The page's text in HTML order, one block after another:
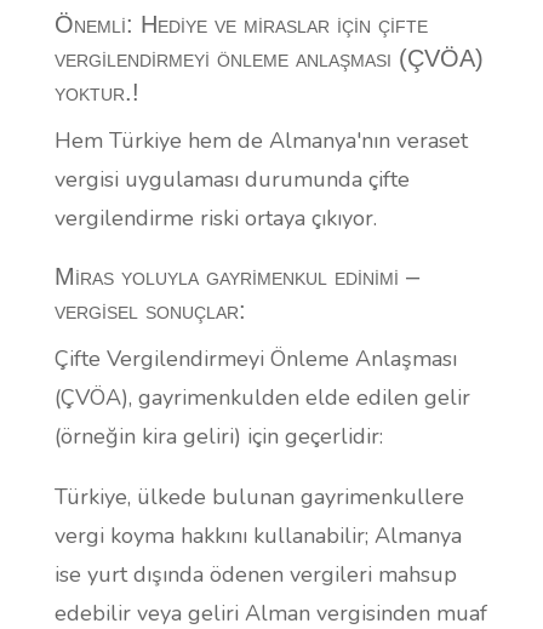
Önemli: Hediye ve miraslar için çifte
vergilendirmeyi önleme anlaşması (ÇVÖA)
yoktur.!
Hem Türkiye hem de Almanya'nın veraset
vergisi uygulaması durumunda çifte
vergilendirme riski ortaya çıkıyor.
Miras yoluyla gayrimenkul edinimi –
vergisel sonuçlar:
Çifte Vergilendirmeyi Önleme Anlaşması
(ÇVÖA), gayrimenkulden elde edilen gelir
(örneğin kira geliri) için geçerlidir:
Türkiye, ülkede bulunan gayrimenkullere
vergi koyma hakkını kullanabilir; Almanya
ise yurt dışında ödenen vergileri mahsup
edebilir veya geliri Alman vergisinden muaf